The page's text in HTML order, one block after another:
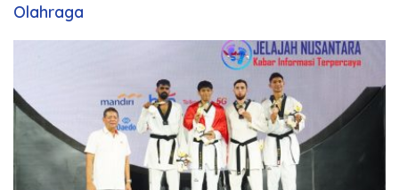
Olahraga